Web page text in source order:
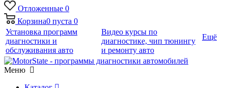
Отложенные 0
Корзина0 пуста 0
Установка программ
диагностики и
обслуживания авто
Видео курсы по
диагностике, чип тюнингу
и ремонту авто
Ещё
Меню